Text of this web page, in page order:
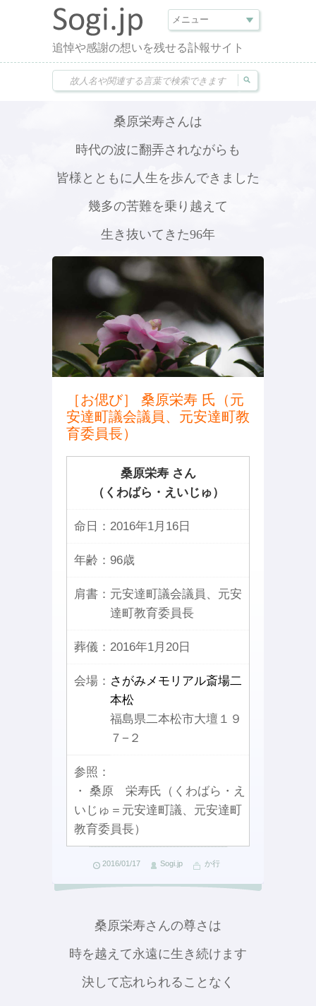
追悼や感謝の想いを残せる訃報サイト
桑原栄寿さんは
時代の波に翻弄されながらも
皆様とともに人生を歩んできました
幾多の苦難を乗り越えて
生き抜いてきた96年
［お偲び］ 桑原栄寿 氏（元
安達町議会議員、元安達町教
育委員長）
桑原栄寿 さん
（くわばら・えいじゅ）
命日： 2016年1月16日
年齢： 96歳
肩書： 元安達町議会議員、元安
達町教育委員長
葬儀： 2016年1月20日
会場： さがみメモリアル斎場二
本松
福島県二本松市大壇１９
７−２
参照：
・ 桑原 栄寿氏（くわばら・え
いじゅ＝元安達町議、元安達町
教育委員長）
2016/01/17 Sogi.jp か行
桑原栄寿さんの尊さは
時を越えて永遠に生き続けます
決して忘れられることなく